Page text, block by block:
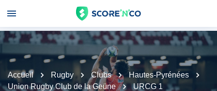
Accueil Rugby Clubs
Hautes-Pyrénées
Union Rugby Club de la Geüne
URCG 1